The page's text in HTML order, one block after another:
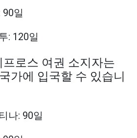
일
: 120일
프로스 여권 소지자는
가에 입국할 수 있습니
나: 90일